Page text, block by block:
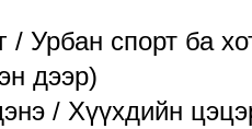
/ Урбан спорт ба
дээр)
/ Хүүхдийн